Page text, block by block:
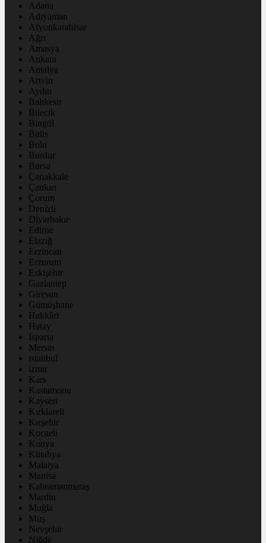
Adana
Adıyaman
Afyonkarahisar
Ağrı
Amasya
Ankara
Antalya
Artvin
Aydın
Balıkesir
Bilecik
Bingöl
Bitlis
Bolu
Burdur
Bursa
Çanakkale
Çankırı
Çorum
Denizli
Diyarbakır
Edirne
Elazığ
Erzincan
Erzurum
Eskişehir
Gaziantep
Giresun
Gümüşhane
Hakkâri
Hatay
Isparta
Mersin
istanbul
izmir
Kars
Kastamonu
Kayseri
Kırklareli
Kırşehir
Kocaeli
Konya
Kütahya
Malatya
Manisa
Kahramanmaraş
Mardin
Muğla
Muş
Nevşehir
Niğde